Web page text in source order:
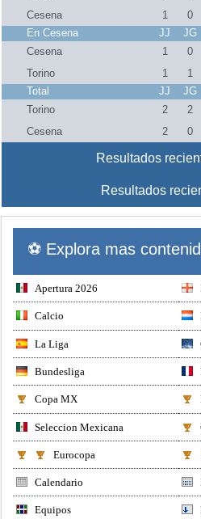
Cesena
1 0
En Cesena
JJ JG
Cesena
1 0
Torino
1 1
Total
JJ JG
Torino
2 2
Cesena
2 0
Resultados
Resultados
⚽ Explora mas
Apertura 2026
Calcio
La Liga
Bundesliga
Copa MX
Seleccion Mexicana
Eurocopa
Calendario
Equipos